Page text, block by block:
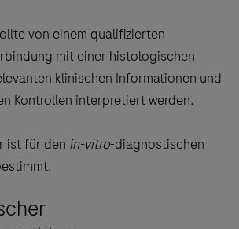
von einem qualifizierten
mit einer histologischen
klinischen Informationen und
Kontrollen interpretiert werden.
ist für den in-vitro-diagnostischen